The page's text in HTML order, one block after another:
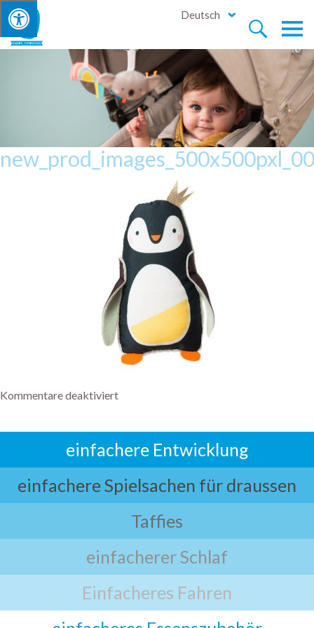


Deutsch
Kommentare deaktiviert
einfachere Entwicklung
einfachere Spielsachen für draussen
Taffies
einfacherer Schlaf
Einfacheres Fahren